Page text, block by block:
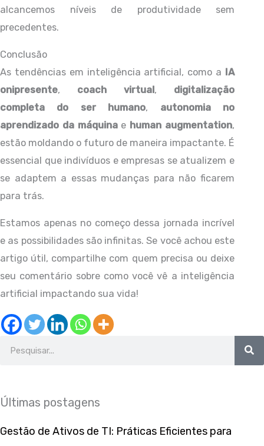
alcancemos níveis de produtividade sem
precedentes.
Conclusão
As tendências em inteligência artificial, como a IA
onipresente, coach virtual, digitalização
completa do ser humano, autonomia no
aprendizado da máquinae human augmentation,
estão moldando o futuro de maneira impactante. É
essencial que indivíduos e empresas se atualizem e
se adaptem a essas mudanças para não ficarem
para trás.
Estamos apenas no começo dessa jornada incrível
e as possibilidades são infinitas. Se você achou este
artigo útil, compartilhe com quem precisa ou deixe
seu comentário sobre como você vê a inteligência
artificial impactando sua vida!
Últimas postagens
Gestão de Ativos de TI: Práticas Eficientes para